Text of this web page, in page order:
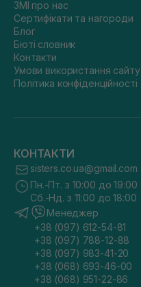
ЗМІ про нас
Сертифікати та нагороди
Блог
Бюті словник
Контакти
Умови використання сайту
Політика конфіденційності
КОНТАКТИ
sisters.co.ua@gmail.com
Пн.-Пт. з 10:00 до 19:00
Сб.-Нд. з 11:00 до 18:00
Менеджер
+38 (097) 612-54-81
+38 (097) 788-12-88
+38 (097) 983-41-20
+38 (068) 693-46-00
+38 (068) 951-22-86